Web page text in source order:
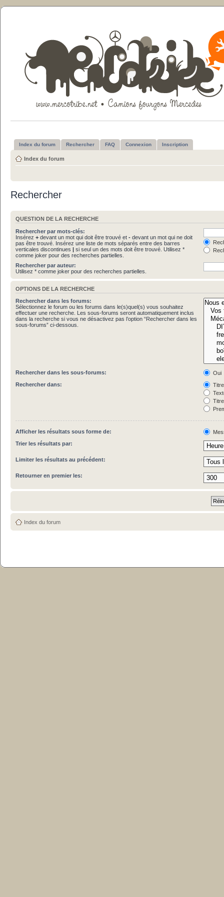
Index du forum Rechercher FAQ Connexion Inscription
Index du forum
Rechercher
QUESTION DE LA RECHERCHE
Rechercher par mots-clés:
Insérez + devant un mot qui doit être trouvé et - devant un mot qui ne doit
pas être trouvé. Insérez une liste de mots séparés entre des barres
verticales discontinues | si seul un des mots doit être trouvé. Utilisez *
comme joker pour des recherches partielles.
Rechercher par auteur:
Utilisez * comme joker pour des recherches partielles.
OPTIONS DE LA RECHERCHE
Rechercher dans les forums:
Sélectionnez le forum ou les forums dans le(s)quel(s) vous souhaitez
effectuer une recherche. Les sous-forums seront automatiquement inclus
dans la recherche si vous ne désactivez pas l’option “Rechercher dans les
sous-forums” ci-dessous.
Rechercher dans les sous-forums:
Oui
Rechercher dans:
Afficher les résultats sous forme de:
Trier les résultats par:
Limiter les résultats au précédent:
Retourner en premier les:
Index du forum